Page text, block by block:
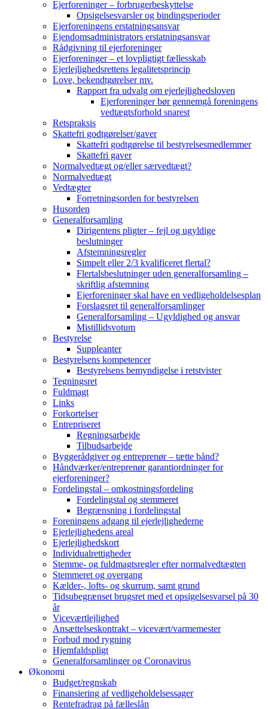
Ejerforeninger – forbrugerbeskyttelse
Opsigelsesvarsler og bindingsperioder
Ejerforeningens erstatningsansvar
Ejendomsadministrators erstatningsansvar
Rådgivning til ejerforeninger
Ejerforeninger – et lovpligtigt fællesskab
Ejerlejlighedsrettens legalitetsprincip
Love, bekendtgørelser mv.
Rapport fra udvalg om ejerlejlighedsloven
Ejerforeninger bør gennemgå foreningens
vedtægtsforhold snarest
Retspraksis
Skattefri godtgørelser/gaver
Skattefri godtgørelse til bestyrelsesmedlemmer
Skattefri gaver
Normalvedtægt og/eller særvedtægt?
Normalvedtægt
Vedtægter
Forretningsorden for bestyrelsen
Husorden
Generalforsamling
Dirigentens pligter – fejl og ugyldige
beslutninger
Afstemningsregler
Simpelt eller 2/3 kvalificeret flertal?
Flertalsbeslutninger uden generalforsamling –
skriftlig afstemning
Ejerforeninger skal have en vedligeholdelsesplan
Forslagsret til generalforsamlinger
Generalforsamling – Ugyldighed og ansvar
Mistillidsvotum
Bestyrelse
Suppleanter
Bestyrelsens kompetencer
Bestyrelsens bemyndigelse i retstvister
Tegningsret
Fuldmagt
Links
Forkortelser
Entrepriseret
Regningsarbejde
Tilbudsarbejde
Byggerådgiver og entreprenør – tætte bånd?
Håndværker/entreprenør garantiordninger for
ejerforeninger?
Fordelingstal – omkostningsfordeling
Fordelingstal og stemmeret
Begrænsning i fordelingstal
Foreningens adgang til ejerlejlighederne
Ejerlejlighedens areal
Ejerlejlighedskort
Individualrettigheder
Stemme- og fuldmagtsregler efter normalvedtægten
Stemmeret og overgang
Kælder-, lofts- og skurrum, samt grund
Tidsubegrænset brugsret med et opsigelsesvarsel på 30
år
Viceværtlejlighed
Ansættelseskontrakt – vicevært/varmemester
Forbud mod rygning
Hjemfaldspligt
Generalforsamlinger og Coronavirus
Økonomi
Budget/regnskab
Finansiering af vedligeholdelsessager
Rentefradrag på fælleslån